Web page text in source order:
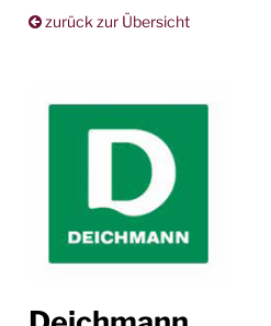
zurück zur Übersicht